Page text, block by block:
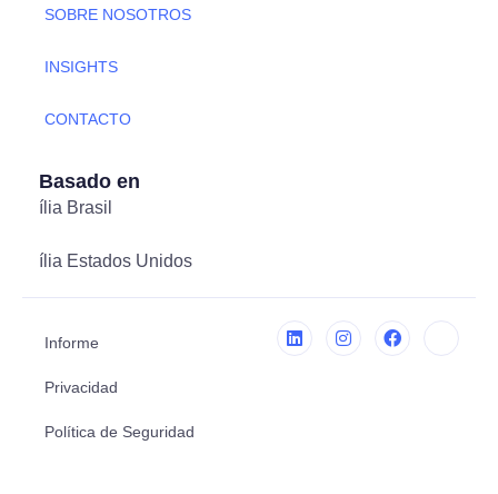
SOBRE NOSOTROS
INSIGHTS
CONTACTO
Basado en
ília Brasil
ília Estados Unidos
Informe
Privacidad
Política de Seguridad